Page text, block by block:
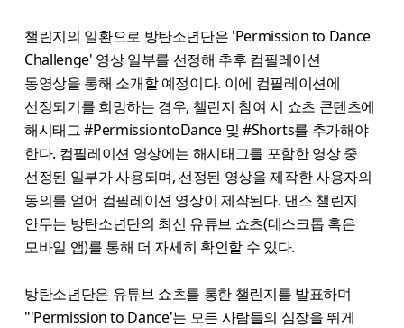
챌린지의 일환으로 방탄소년단은 'Permission to Dance
Challenge' 영상 일부를 선정해 추후 컴필레이션
동영상을 통해 소개할 예정이다. 이에 컴필레이션에
선정되기를 희망하는 경우, 챌린지 참여 시 쇼츠 콘텐츠에
해시태그 #PermissiontoDance 및 #Shorts를 추가해야
한다. 컴필레이션 영상에는 해시태그를 포함한 영상 중
선정된 일부가 사용되며, 선정된 영상을 제작한 사용자의
동의를 얻어 컴필레이션 영상이 제작된다. 댄스 챌린지
안무는 방탄소년단의 최신 유튜브 쇼츠(데스크톱 혹은
모바일 앱)를 통해 더 자세히 확인할 수 있다.
방탄소년단은 유튜브 쇼츠를 통한 챌린지를 발표하며
"'Permission to Dance'는 모든 사람들의 심장을 뛰게